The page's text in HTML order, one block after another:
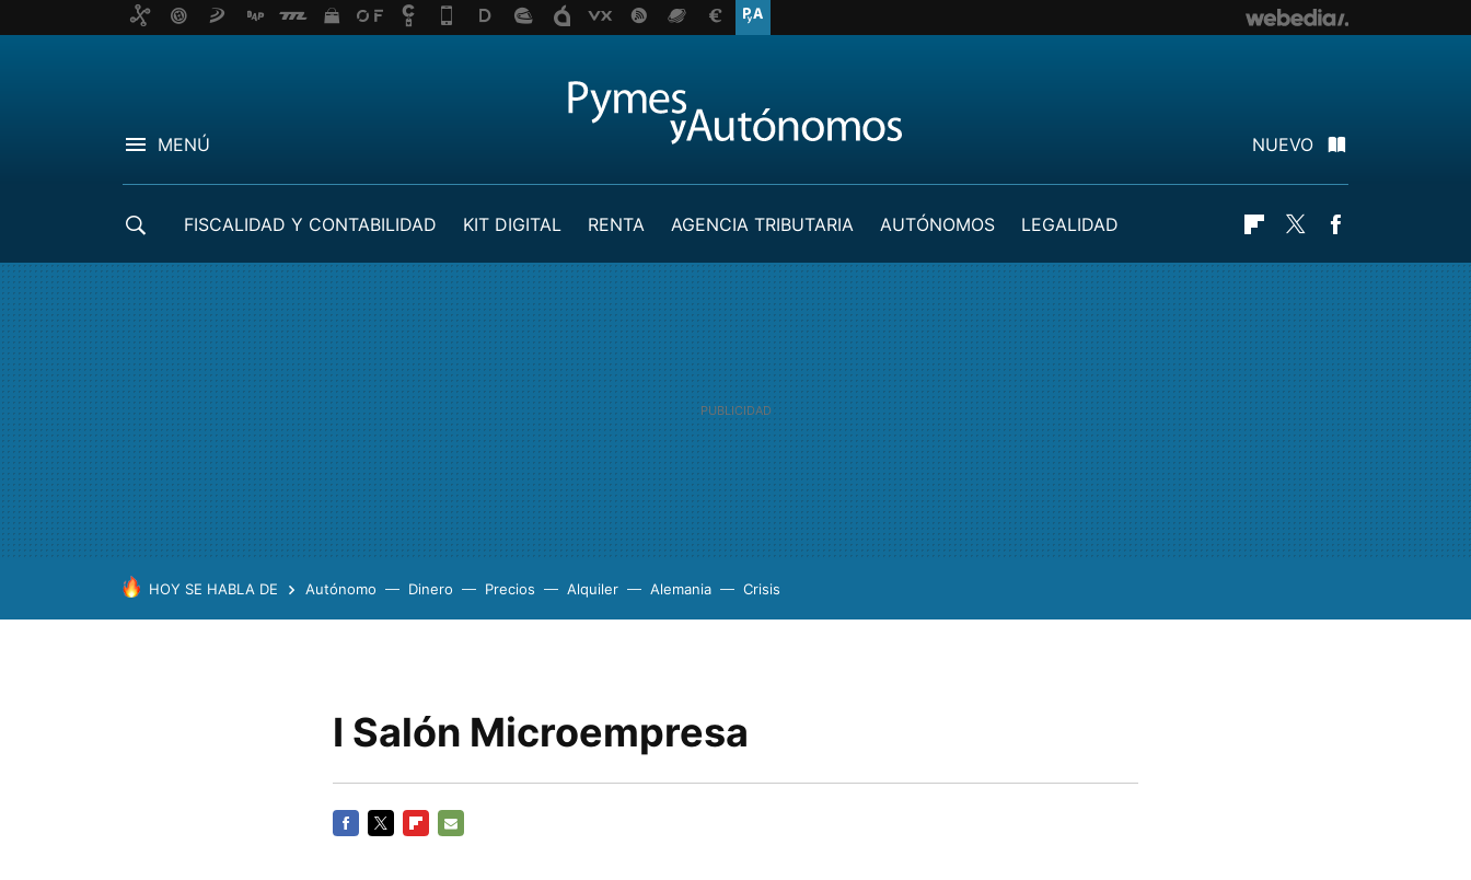
MENÚ NUEVO
FISCALIDAD Y CONTABILIDAD KIT DIGITAL RENTA AGENCIA TRIBUTARIA AUTÓNOMOS
LEGALIDAD
Flipboard
Twitter
HOY SE HABLA DE Autónomo Dinero Precios Alquiler Alemania Crisis
I Salón Microempresa